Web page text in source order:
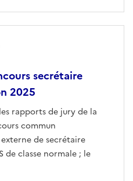
secrétaire
2025
rapports de jury de la
commun
de secrétaire
de classe normale ; le